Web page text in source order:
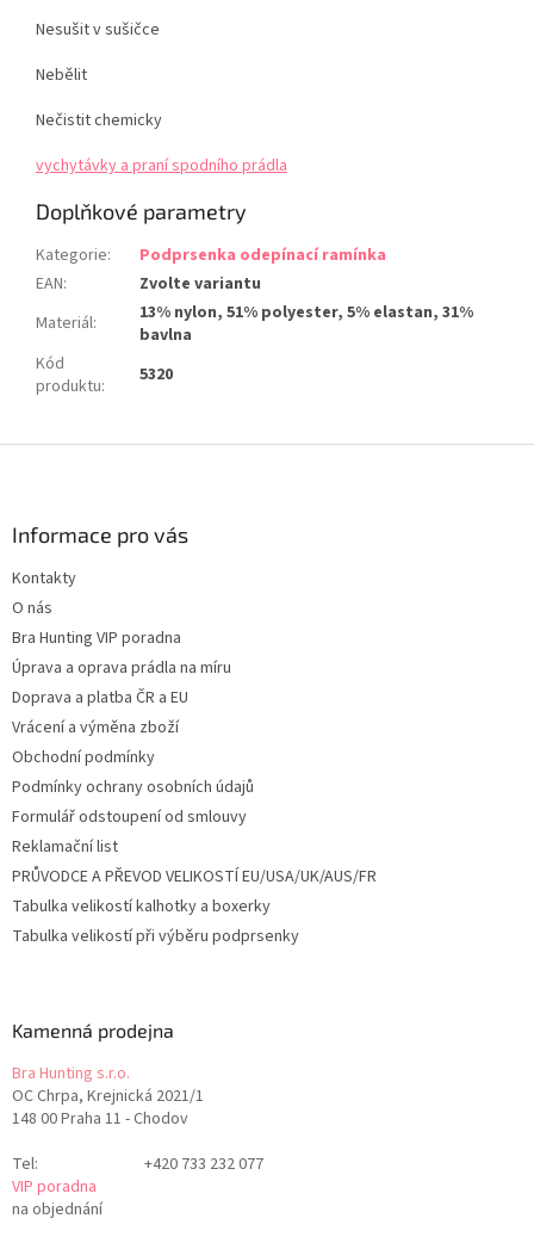
Nesušit v sušičce
Nebělit
Nečistit chemicky
vychytávky a praní spodního prádla
Doplňkové parametry
Kategorie:
Podprsenka odepínací ramínka
EAN:
Zvolte variantu
Materiál:
13% nylon, 51% polyester, 5% elastan, 31%
bavlna
Kód
produktu: 5320
Informace pro vás
Kontakty
O nás
Bra Hunting VIP poradna
Úprava a oprava prádla na míru
Doprava a platba ČR a EU
Vrácení a výměna zboží
Obchodní podmínky
Podmínky ochrany osobních údajů
Formulář odstoupení od smlouvy
Reklamační list
PRŮVODCE A PŘEVOD VELIKOSTÍ EU/USA/UK/AUS/FR
Tabulka velikostí kalhotky a boxerky
Tabulka velikostí při výběru podprsenky
Kamenná prodejna
Bra Hunting s.r.o.
OC Chrpa, Krejnická 2021/1
148 00 Praha 11 - Chodov
Tel:
+420 733 232 077
VIP poradna
na objednání